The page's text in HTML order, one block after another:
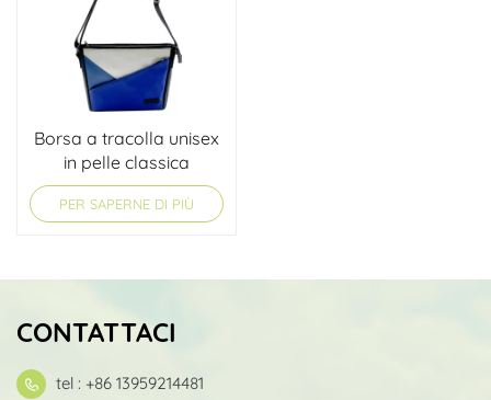
Borsa a tracolla unisex
in pelle classica
resistente
PER SAPERNE DI PIÙ
CONTATTACI
tel : +86 13959214481